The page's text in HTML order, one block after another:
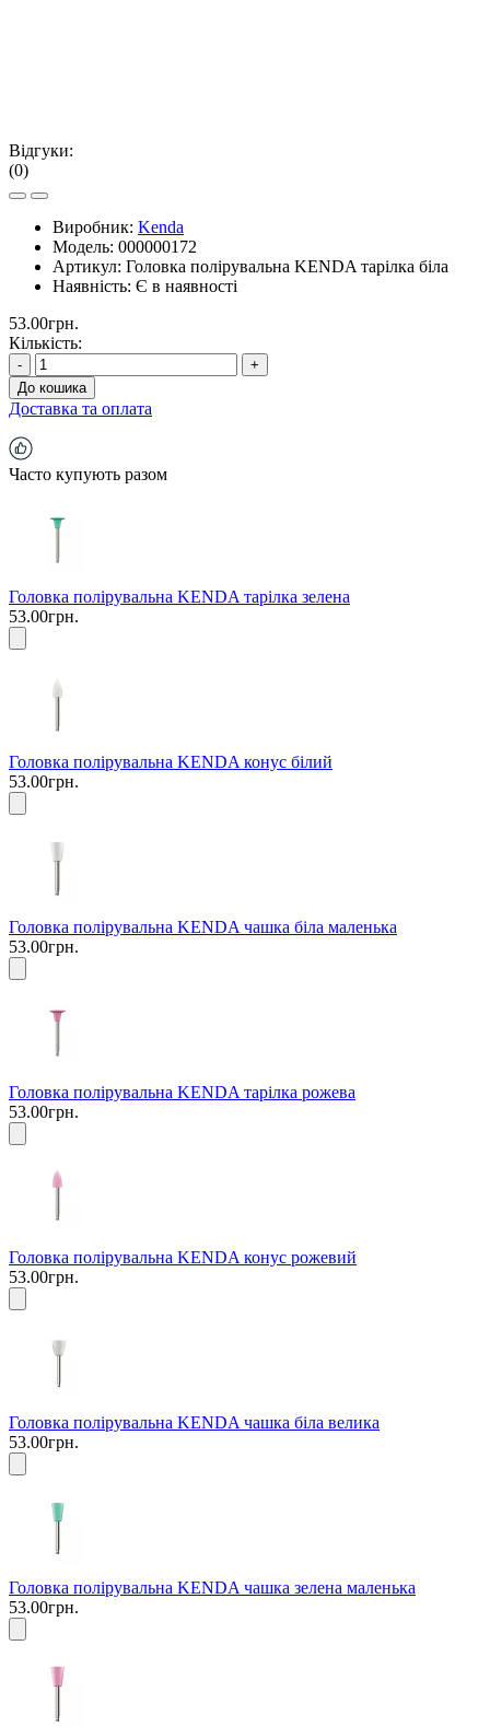
Відгуки:
(0)
Виробник: Kenda
Модель: 000000172
Артикул: Головка полірувальна KENDA тарілка біла
Наявність: Є в наявності
53.00грн.
Кількість:
-
+
До кошика
Доставка та оплата
Часто купують разом
Головка полірувальна KENDA тарілка зелена
53.00грн.
Головка полірувальна KENDA конус білий
53.00грн.
Головка полірувальна KENDA чашка біла маленька
53.00грн.
Головка полірувальна KENDA тарілка рожева
53.00грн.
Головка полірувальна KENDA конус рожевий
53.00грн.
Головка полірувальна KENDA чашка біла велика
53.00грн.
Головка полірувальна KENDA чашка зелена маленька
53.00грн.